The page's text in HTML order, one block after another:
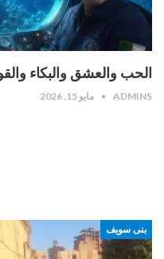
الحب والعشق والبكاء
ADMINS مايو 15, 2026
بنى سويف